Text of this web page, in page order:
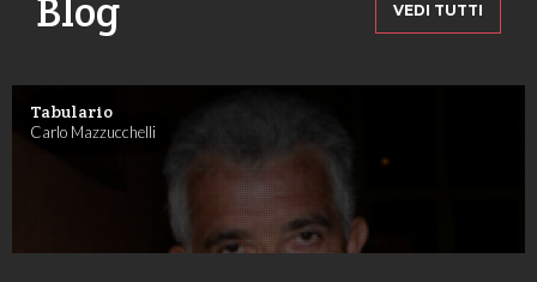
Blog VEDI TUTTI
Tabulario
Carlo Mazzucchelli